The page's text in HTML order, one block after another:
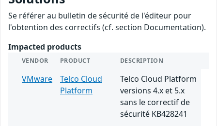
Se référer au bulletin de sécurité de l'éditeur pour
l'obtention des correctifs (cf. section Documentation).
Impacted products
VENDOR PRODUCT DESCRIPTION
VMware
Telco Cloud
Platform
Telco Cloud Platform
versions 4.x et 5.x
sans le correctif de
sécurité KB428241